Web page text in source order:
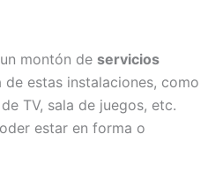
montón de servicios
estas instalaciones, como
TV, sala de juegos, etc.
estar en forma o